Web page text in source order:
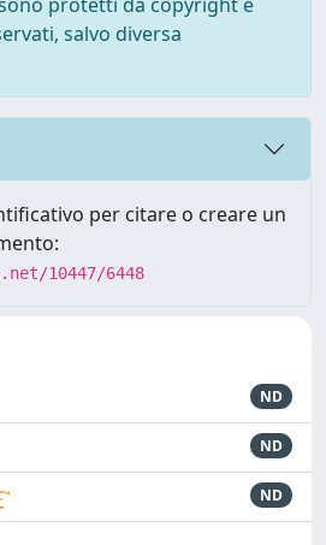
salvo diversa
per citare o creare un
10447/6448
ND
ND
ND